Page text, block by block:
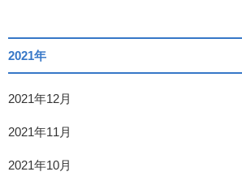
2021年
2021年12月
2021年11月
2021年10月